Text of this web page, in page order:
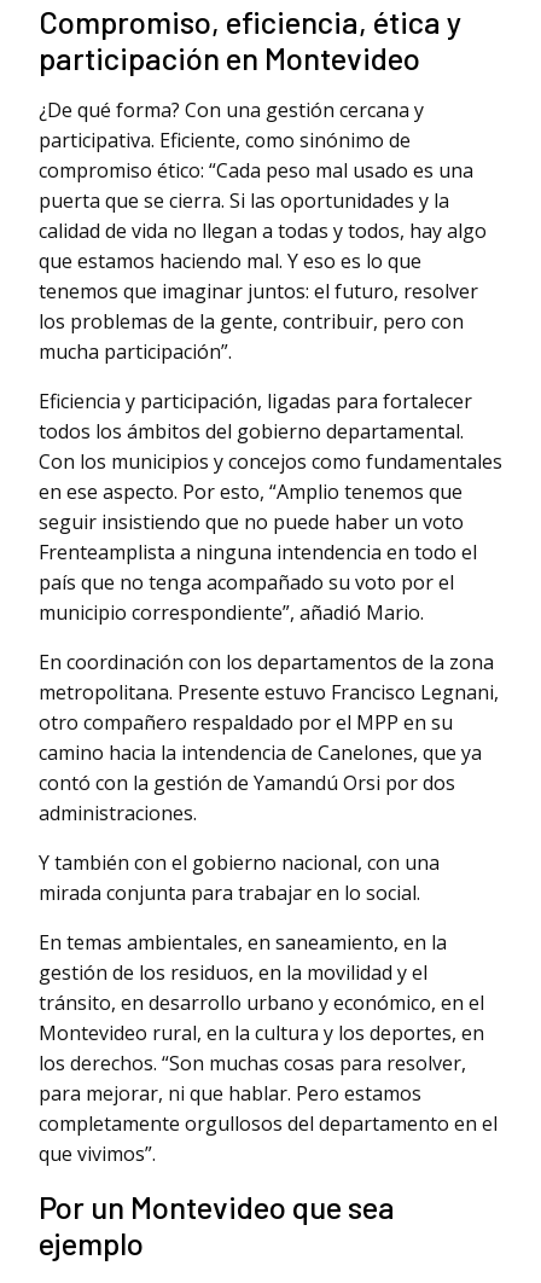
Compromiso, eficiencia, ética y
participación en Montevideo
¿De qué forma? Con una gestión cercana y
participativa. Eficiente, como sinónimo de
compromiso ético: “Cada peso mal usado es una
puerta que se cierra. Si las oportunidades y la
calidad de vida no llegan a todas y todos, hay algo
que estamos haciendo mal. Y eso es lo que
tenemos que imaginar juntos: el futuro, resolver
los problemas de la gente, contribuir, pero con
mucha participación”.
Eficiencia y participación, ligadas para fortalecer
todos los ámbitos del gobierno departamental.
Con los municipios y concejos como fundamentales
en ese aspecto. Por esto, “Amplio tenemos que
seguir insistiendo que no puede haber un voto
Frenteamplista a ninguna intendencia en todo el
país que no tenga acompañado su voto por el
municipio correspondiente”, añadió Mario.
En coordinación con los departamentos de la zona
metropolitana. Presente estuvo Francisco Legnani,
otro compañero respaldado por el MPP en su
camino hacia la intendencia de Canelones, que ya
contó con la gestión de Yamandú Orsi por dos
administraciones.
Y también con el gobierno nacional, con una
mirada conjunta para trabajar en lo social.
En temas ambientales, en saneamiento, en la
gestión de los residuos, en la movilidad y el
tránsito, en desarrollo urbano y económico, en el
Montevideo rural, en la cultura y los deportes, en
los derechos. “Son muchas cosas para resolver,
para mejorar, ni que hablar. Pero estamos
completamente orgullosos del departamento en el
que vivimos”.
Por un Montevideo que sea
ejemplo